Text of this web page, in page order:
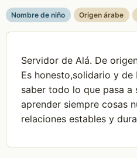
Nombre de niño Origen árabe
Servidor de Alá. De
Es honesto,solidario y de
saber todo lo que pasa a
aprender siempre cosas
relaciones estables y